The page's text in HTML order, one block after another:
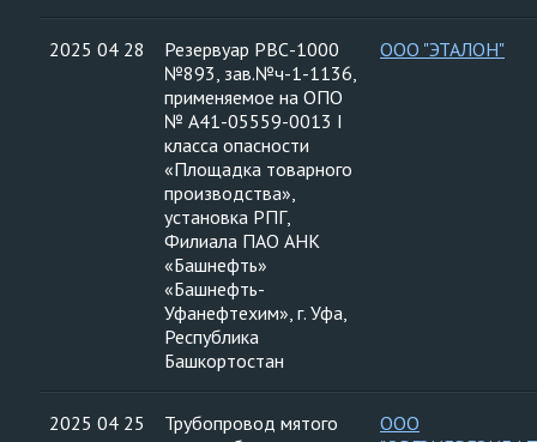
2025 04 28
Резервуар РВС-1000
№893, зав.№ч-1-1136,
применяемое на ОПО
№ А41-05559-0013 I
класса опасности
«Площадка товарного
производства»,
установка РПГ,
Филиала ПАО АНК
«Башнефть»
«Башнефть-
Уфанефтехим», г. Уфа,
Республика
Башкортостан
ООО "ЭТАЛОН"
2025 04 25
Трубопровод мятого
ООО